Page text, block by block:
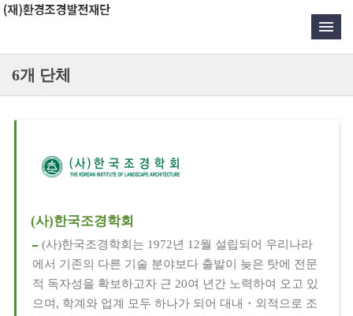
6개 단체
(사)한국조경학회
(사)한국조경학회는 1972년 12월 설립되어 우리나라
에서 기존의 다른 기술 분야보다 출발이 늦은 탓에 전문
적 독자성을 확보하고자 근 20여 년간 노력하여 오고 있
으며, 학계와 업계 모두 하나가 되어 대내・외적으로 조